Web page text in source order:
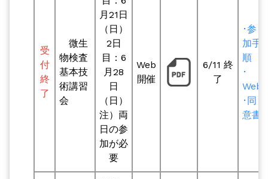
受
付
終
了
微生
物検査
基本技
術講習
会
月21日
（日）
2日
目：6
月28
日
（日）
注）両
日の参
加が必
要
Web
開催
6/11 終
了
･参
加手
順
･
Web
･同
意書